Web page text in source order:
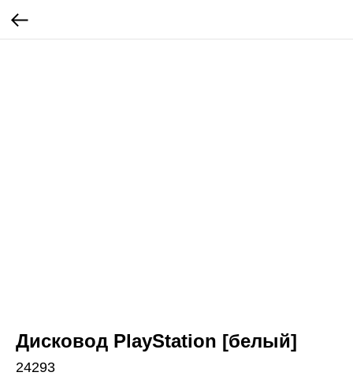
Дисковод PlayStation [белый]
24293